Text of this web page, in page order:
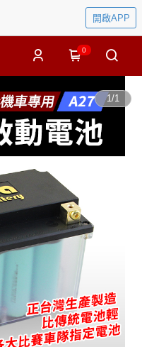
開啟APP
0
1/1